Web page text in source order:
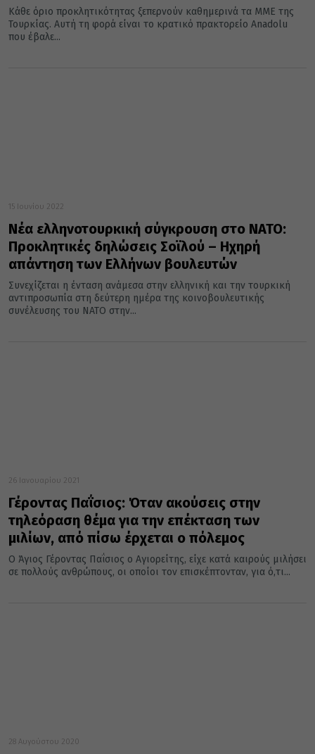
Κάθε όριο προκλητικότητας ξεπερνούν καθημερινά τα ΜΜΕ της
Τουρκίας. Αυτή τη φορά είναι το κρατικό πρακτορείο Anadolu
που έβαλε...
15 Ιουνίου 2022
Νέα ελληνοτουρκική σύγκρουση στο NATO:
Προκλητικές δηλώσεις Σοϊλού – Ηχηρή
απάντηση των Ελλήνων βουλευτών
Συνεχίζεται η ένταση ανάμεσα στην ελληνική και την τουρκική
αντιπροσωπία στη δεύτερη ημέρα της κοινοβουλευτικής
συνέλευσης του ΝΑΤΟ στην...
26 Ιανουαρίου 2021
Γέροντας Παΐσιος: Όταν ακούσεις στην
τηλεόραση θέμα για την επέκταση των
μιλίων, από πίσω έρχεται ο πόλεμος
Ο Άγιος Γέροντας Παΐσιος ο Αγιορείτης, είχε κατά καιρούς μιλήσει
σε πολλούς ανθρώπους, οι οποίοι τον επισκέπτονταν, για ό,τι...
28 Αυγούστου 2020